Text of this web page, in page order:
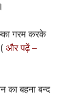
गरम करके
और पढ़ें –
का बहना बन्द